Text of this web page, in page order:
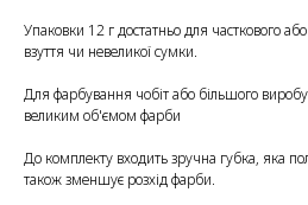
Упаковки 12 г достатньо для часткового
взуття чи невеликої сумки.
Для фарбування чобіт або більшого
великим об'ємом фарби
До комплекту входить зручна губка, яка
також зменшує розхід фарби.